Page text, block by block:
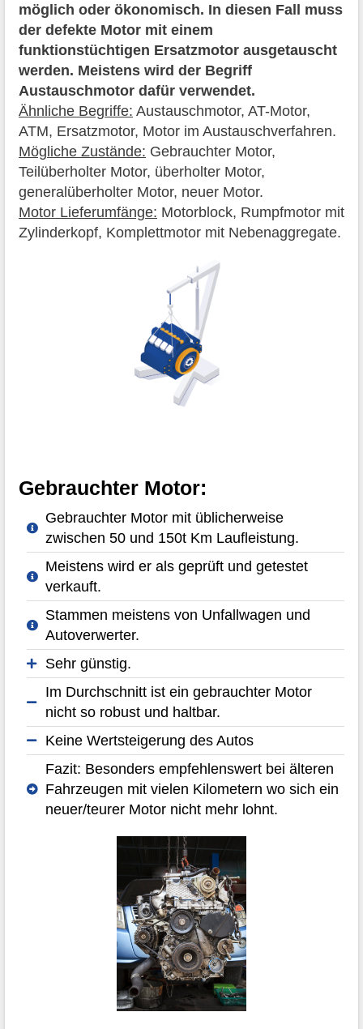
möglich oder ökonomisch. In diesen Fall muss
der defekte Motor mit einem
funktionstüchtigen Ersatzmotor ausgetauscht
werden. Meistens wird der Begriff
Austauschmotor dafür verwendet.
Ähnliche Begriffe: Austauschmotor, AT-Motor,
ATM, Ersatzmotor, Motor im Austauschverfahren.
Mögliche Zustände: Gebrauchter Motor,
Teilüberholter Motor, überholter Motor,
generalüberholter Motor, neuer Motor.
Motor Lieferumfänge: Motorblock, Rumpfmotor mit
Zylinderkopf, Komplettmotor mit Nebenaggregate.
Gebrauchter Motor:
Gebrauchter Motor mit üblicherweise
zwischen 50 und 150t Km Laufleistung.
Meistens wird er als geprüft und getestet
verkauft.
Stammen meistens von Unfallwagen und
Autoverwerter.
Sehr günstig.
Im Durchschnitt ist ein gebrauchter Motor
nicht so robust und haltbar.
Keine Wertsteigerung des Autos
Fazit: Besonders empfehlenswert bei älteren
Fahrzeugen mit vielen Kilometern wo sich ein
neuer/teurer Motor nicht mehr lohnt.